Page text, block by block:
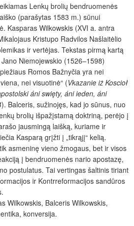
Lenkų brolių bendruomenės
(parašytas 1583 m.) sūnui
Kasparas Wilkowskis (XVI a. antra
Kristupo Radvilos Našlaitėlio
ir vertėjas. Tekstas pirmą kartą
Niemojewskio (1526–1598)
Romos Bažnyčia yra nei
nei visuotinė“ (Vkazanie iż Koscioł
áni swięty, áni ieden, áni
). Balceris, sužinojęs, kad jo sūnus, nuo
brolių išpažįstamą doktriną, perėjo į
jausmingą laišką, kuriame ir
Kasparą grįžti į „tikrąjį“ kelią.
asmeninę vieno žmogaus, bet ir visos
į bendruomenės nario apostazę,
postulatus. Tai vertingas šaltinis tiriant
ir Kontrreformacijos sandūros
Wilkowskis, Balceris Wilkowskis,
konversija.